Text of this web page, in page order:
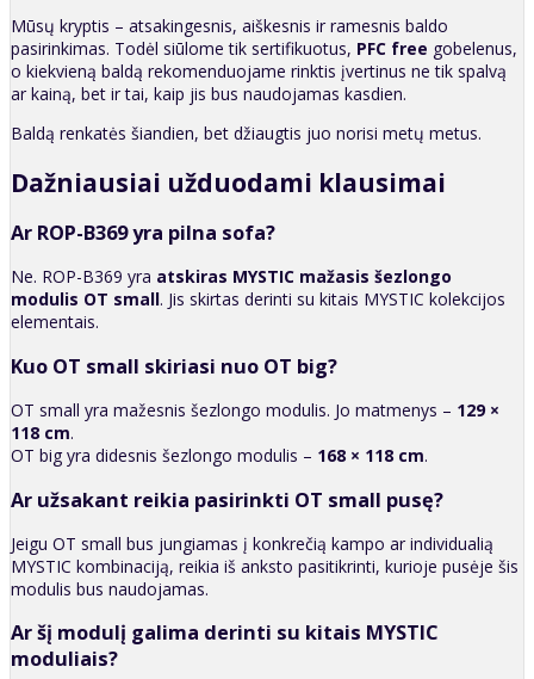
Mūsų kryptis – atsakingesnis, aiškesnis ir ramesnis baldo
pasirinkimas. Todėl siūlome tik sertifikuotus, PFC free gobelenus,
o kiekvieną baldą rekomenduojame rinktis įvertinus ne tik spalvą
ar kainą, bet ir tai, kaip jis bus naudojamas kasdien.
Baldą renkatės šiandien, bet džiaugtis juo norisi metų metus.
Dažniausiai užduodami klausimai
Ar ROP-B369 yra pilna sofa?
Ne. ROP-B369 yra atskiras MYSTIC mažasis šezlongo
modulis OT small. Jis skirtas derinti su kitais MYSTIC kolekcijos
elementais.
Kuo OT small skiriasi nuo OT big?
OT small yra mažesnis šezlongo modulis. Jo matmenys – 129 ×
118 cm.
OT big yra didesnis šezlongo modulis – 168 × 118 cm.
Ar užsakant reikia pasirinkti OT small pusę?
Jeigu OT small bus jungiamas į konkrečią kampo ar individualią
MYSTIC kombinaciją, reikia iš anksto pasitikrinti, kurioje pusėje šis
modulis bus naudojamas.
Ar šį modulį galima derinti su kitais MYSTIC
moduliais?